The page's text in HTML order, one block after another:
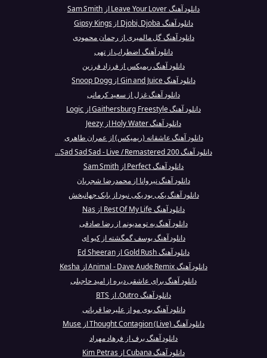
دانلود آهنگ Leave Your Lover از Sam Smith
دانلود آهنگ Djobi, Djoba از Gipsy Kings
دانلود آهنگ گل مالمیری از رحمان محمودی
دانلود آهنگ اضطراب از تهی
دانلود آهنگ ریمیکس از فرزاد فرزین
دانلود آهنگ Gin and Juice از Snoop Dogg
دانلود آهنگ غزل از سعید کرمانی
دانلود آهنگ Gaithersburg Freestyle از Logic
دانلود آهنگ Holy Water از Jeezy
دانلود آهنگ عاشقانه (ریمیکس) از عمران طاهری
دانلود آهنگ Sad Sad Sad - Live / Remastered 200...
دانلود آهنگ Perfect از Sam Smith
دانلود آهنگ نیروانا از محمدرضا شجریان
دانلود آهنگ یکی بود یکی نبود از بابک جهانبخش
دانلود آهنگ Rest Of My Life از Nas
دانلود آهنگ به تو مدیونم از رضا صادقی
دانلود آهنگ یوسف گمگشته از کیو ای
دانلود آهنگ Gold Rush از Ed Sheeran
دانلود آهنگ Animal - Dave Aude Remix از Kesha
دانلود آهنگ برای عاشقی دیره از امید حاجیلی
دانلود آهنگ Outro. از BTS
دانلود آهنگ بوی مو از علیرضا قربانی
دانلود آهنگ Thought Contagion (Live) از Muse
دانلود آهنگ برف از فرهاد مهراد
دانلود آهنگ Cubana از Kim Petras